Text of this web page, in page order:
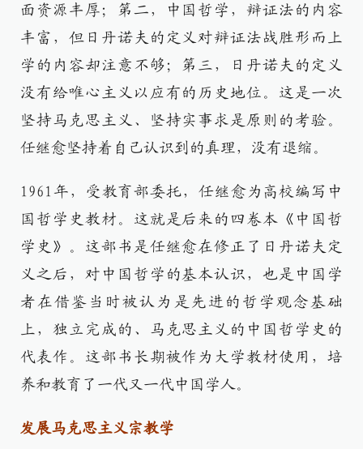
面资源丰厚；第二，中国哲学，辩证法的内容
丰富，但日丹诺夫的定义对辩证法战胜形而上
学的内容却注意不够；第三，日丹诺夫的定义
没有给唯心主义以应有的历史地位。这是一次
坚持马克思主义、坚持实事求是原则的考验。
任继愈坚持着自己认识到的真理，没有退缩。
1961年，受教育部委托，任继愈为高校编写中
国哲学史教材。这就是后来的四卷本《中国哲
学史》。这部书是任继愈在修正了日丹诺夫定
义之后，对中国哲学的基本认识，也是中国学
者在借鉴当时被认为是先进的哲学观念基础
上，独立完成的、马克思主义的中国哲学史的
代表作。这部书长期被作为大学教材使用，培
养和教育了一代又一代中国学人。
发展马克思主义宗教学